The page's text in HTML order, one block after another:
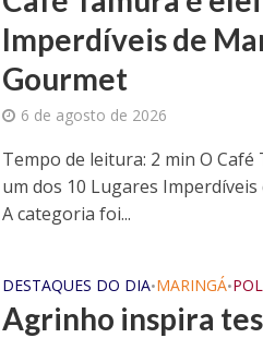
Imperdíveis de
Gourmet
6 de agosto de 2026
Tempo de leitura: 2 min O
um dos 10 Lugares
A categoria foi...
DESTAQUES DO DIA•MARINGÁ•
Agrinho inspira